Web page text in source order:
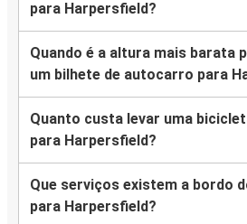
para Harpersfield?
Quando é a altura mais barata
um bilhete de autocarro para
Quanto custa levar uma
para Harpersfield?
Que serviços existem a bordo
para Harpersfield?